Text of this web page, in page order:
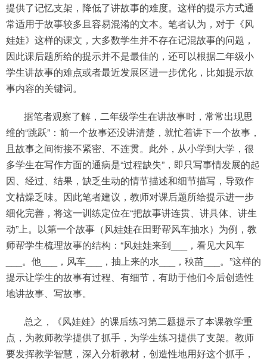
提供了记忆支架，降低了讲故事的难度。这样的提示方式通
常适用于故事较多且容易混淆的文本。笔者认为，对于《风
娃娃》这样的课文，大多数学生并不存在记混故事的问题，
因此课后题所给的提示并不是最佳的，还可以根据二年级小
学生讲故事的难点或者最近发展区进一步优化，比如提示故
事内容的关键词。
据笔者观察了解，二年级学生在讲故事时，常常出现思
维的“跳跃”：前一个故事还没讲清楚，就忙着讲下一个故事，
且故事之间衔接不紧密、不连贯。此外，从小学到大学，很
多学生在写作方面的通病是“过程缺失”，即只写事情发展的起
因、经过、结果，缺乏生动的情节描述和细节描写，导致作
文枯燥乏味。因此笔者建议，教师对课后题所给提示进一步
细化完善，将这一训练定位在“把故事讲连贯、讲具体、讲生
动”上。以第一个故事（风娃娃在田野帮风车抽水）为例，教
师帮学生梳理故事的结构：“风娃娃来到___，看见大风车
___。他___，风车___，抽上来的水___，秧苗___。”这样的
提示让学生的故事有过程、有细节，有助于他们今后创造性
地讲故事、写故事。
总之，《风娃娃》的课后练习第二题提示了本课教学重
点，为教师教学提供了抓手，为学生练习提供了支架。教师
要发挥教学智慧，深入分析教材，创造性地用好这个抓手，